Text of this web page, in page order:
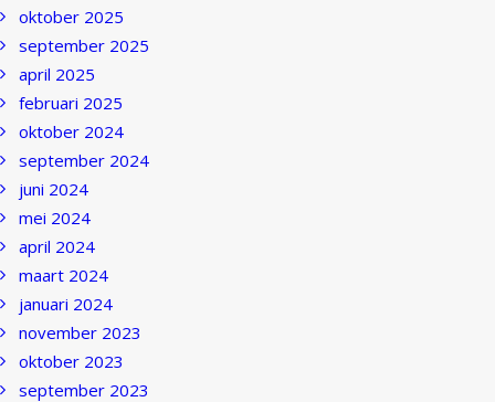
Search in title
Search in content
oktober 2025
september 2025
april 2025
februari 2025
oktober 2024
september 2024
juni 2024
mei 2024
april 2024
maart 2024
januari 2024
november 2023
oktober 2023
september 2023